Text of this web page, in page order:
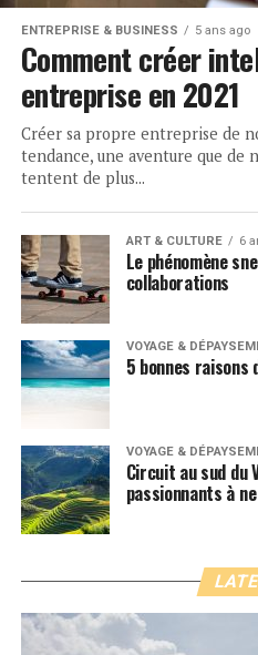
ENTREPRISE & BUSINESS 5 ans ago
Comment créer
entreprise en 2021
Créer sa propre entreprise de
tendance, une aventure que de
tentent de plus...
ART & CULTURE 6
Le phénomène
collaborations
VOYAGE &
5 bonnes raisons
VOYAGE &
Circuit au sud du
passionnants à